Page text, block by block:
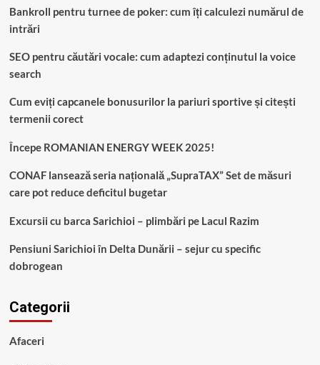
Bankroll pentru turnee de poker: cum îți calculezi numărul de
intrări
SEO pentru căutări vocale: cum adaptezi conținutul la voice
search
Cum eviți capcanele bonusurilor la pariuri sportive și citești
termenii corect
Începe ROMANIAN ENERGY WEEK 2025!
CONAF lansează seria națională „SupraTAX” Set de măsuri
care pot reduce deficitul bugetar
Excursii cu barca Sarichioi – plimbări pe Lacul Razim
Pensiuni Sarichioi în Delta Dunării – sejur cu specific
dobrogean
Categorii
Afaceri